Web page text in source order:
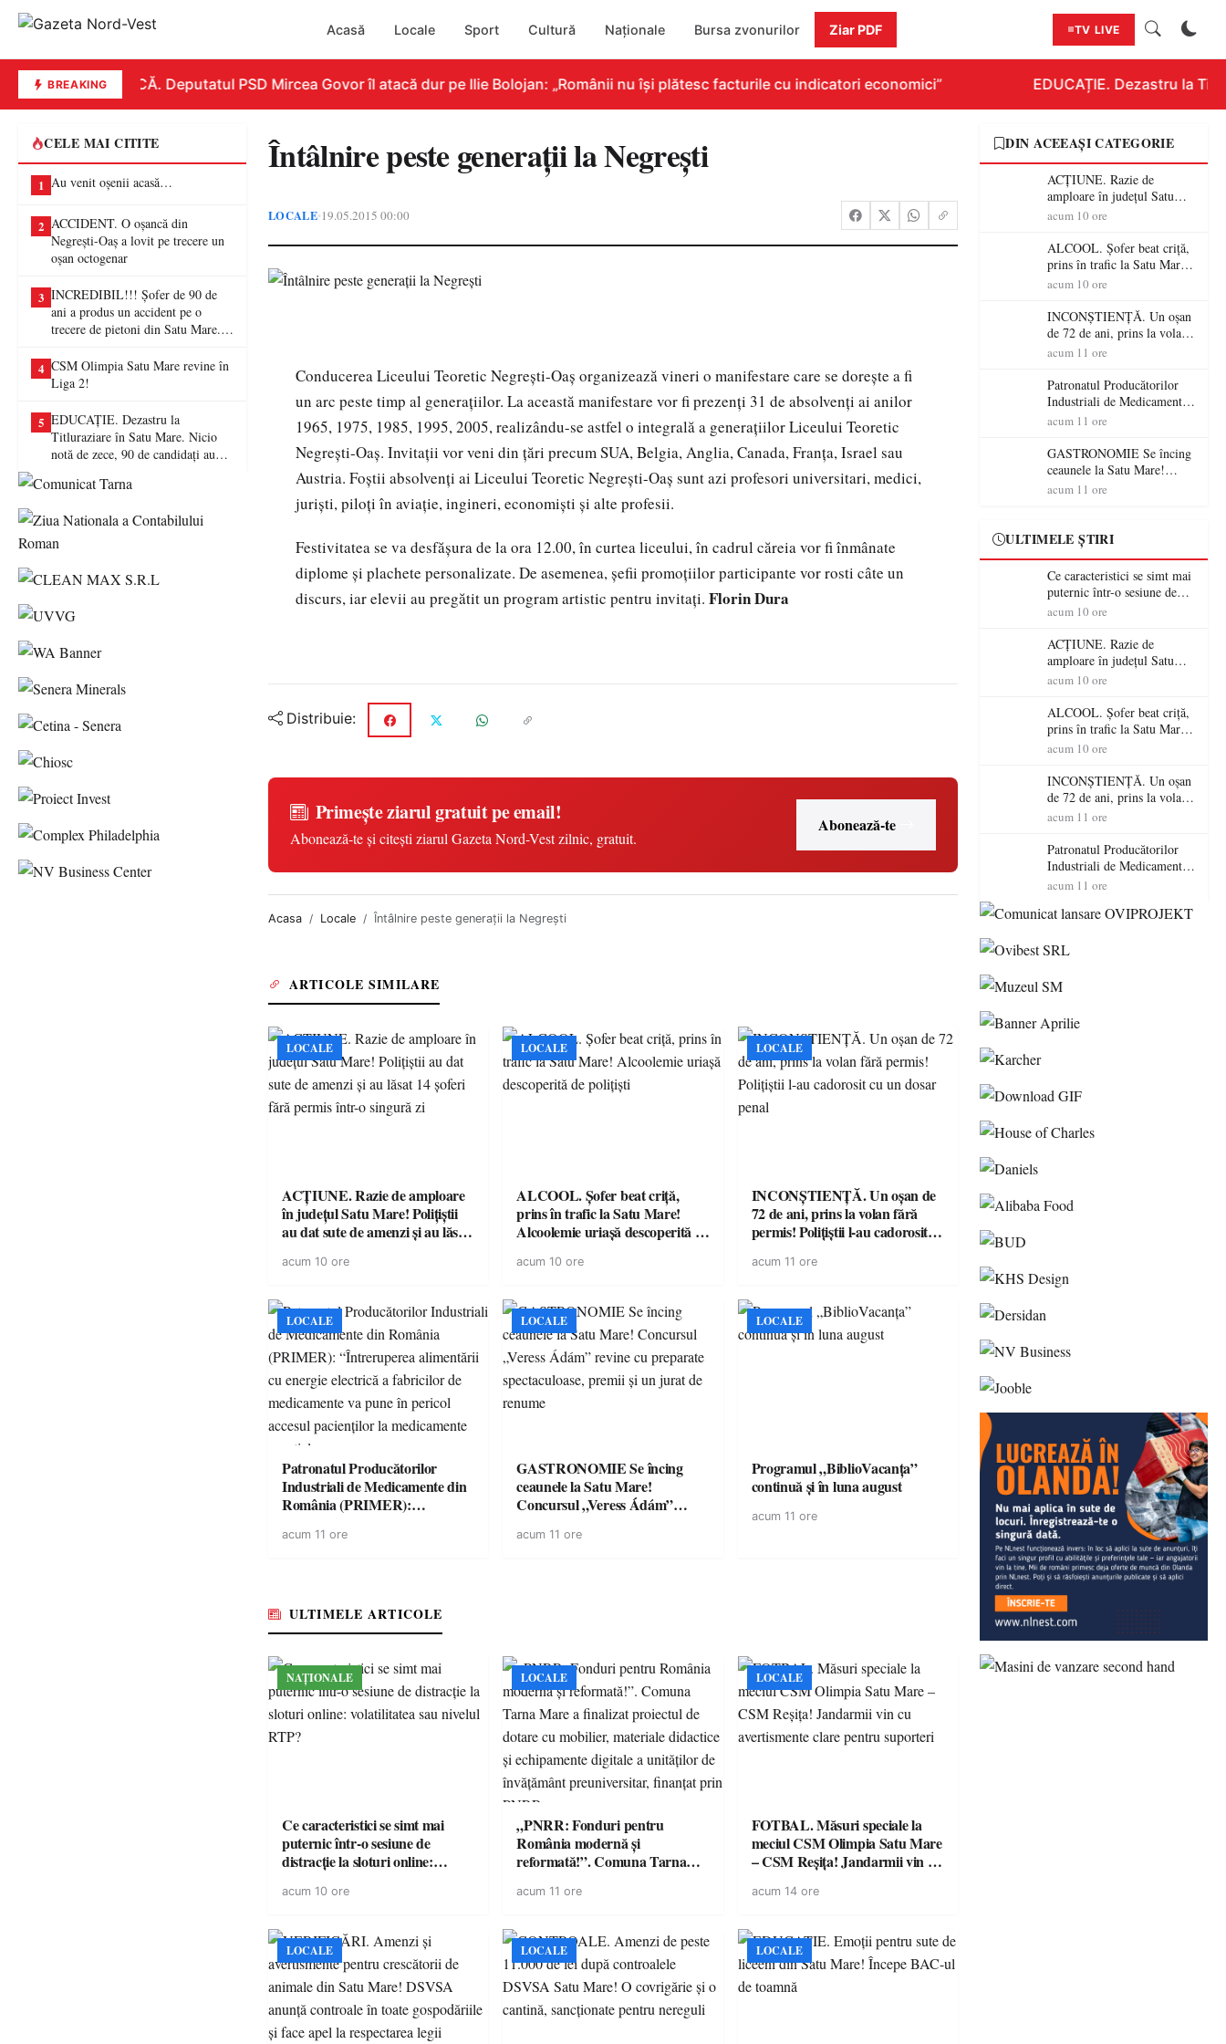
Acasă Locale Sport Cultură Naționale Bursa zvonurilor Ziar PDF TV LIVE
BREAKINGREPLICĂ. Deputatul PSD Mircea Govor îl atacă dur pe Ilie Bolojan: „Românii nu își plătesc facturile cu indicatori economici” EDUCAȚIE. Dezastru la
CELE MAI CITITE
1 Au venit oșenii acasă…
2 ACCIDENT. O oșancă din
Negrești-Oaș a lovit pe trecere un
oșan octogenar
3 INCREDIBIL!!! Șofer de 90 de
ani a produs un accident pe o
trecere de pietoni din Satu Mare. O
4 CSM Olimpia Satu Mare revine în
Liga 2!
5 EDUCAȚIE. Dezastru la
Titluraziare în Satu Mare. Nicio
notă de zece, 90 de candidați au
Întâlnire peste generaţii la Negreşti
LOCALE•19.05.2015 00:00
Conducerea Liceului Teoretic Negreşti-Oaş organizează vineri o manifestare care se doreşte a fi
un arc peste timp al generaţiilor. La această manifestare vor fi prezenţi 31 de absolvenţi ai anilor
1965, 1975, 1985, 1995, 2005, realizându-se astfel o integrală a generaţiilor Liceului Teoretic
Negreşti-Oaş. Invitaţii vor veni din ţări precum SUA, Belgia, Anglia, Canada, Franţa, Israel sau
Austria. Foştii absolvenţi ai Liceului Teoretic Negreşti-Oaş sunt azi profesori universitari, medici,
jurişti, piloţi în aviaţie, ingineri, economişti şi alte profesii.
Festivitatea se va desfăşura de la ora 12.00, în curtea liceului, în cadrul căreia vor fi înmânate
diplome şi plachete personalizate. De asemenea, şefii promoţiilor participante vor rosti câte un
discurs, iar elevii au pregătit un program artistic pentru invitaţi. Florin Dura
Distribuie:
Primește ziarul gratuit pe email!
Abonează-te și citești ziarul Gazeta Nord-Vest zilnic, gratuit.
Abonează-te
Acasa Locale Întâlnire peste generaţii la Negreşti
ARTICOLE SIMILARE
LOCALE
ACȚIUNE. Razie de amploare
în județul Satu Mare! Polițiștii
au dat sute de amenzi și au lăsat
singură zi
acum 10 ore
LOCALE
ALCOOL. Șofer beat criță,
prins în trafic la Satu Mare!
Alcoolemie uriașă descoperită de
acum 10 ore
LOCALE
INCONȘTIENȚĂ. Un oșan de
72 de ani, prins la volan fără
permis! Polițiștii l-au cadorosit
acum 11 ore
LOCALE
Patronatul Producătorilor
Industriali de Medicamente din
România (PRIMER):
energie electrică a fabricilor de
acum 11 ore
LOCALE
GASTRONOMIE Se încing
ceaunele la Satu Mare!
Concursul „Veress Ádám”
spectaculoase, premii și un jurat
acum 11 ore
LOCALE
Programul „BiblioVacanța”
continuă și în luna august
acum 11 ore
ULTIMELE ARTICOLE
NAȚIONALE
Ce caracteristici se simt mai
puternic într-o sesiune de
distracție la sloturi online:
acum 10 ore
LOCALE
„PNRR: Fonduri pentru
România modernă și
reformată!”. Comuna Tarna
dotare cu mobilier, materiale
a unităților de învățământ
preuniversitar, finanțat prin
PNRR
acum 11 ore
LOCALE
FOTBAL. Măsuri speciale la
meciul CSM Olimpia Satu Mare
– CSM Reșița! Jandarmii vin cu
suporteri
acum 14 ore
LOCALE LOCALE LOCALE
DIN ACEEAȘI CATEGORIE
ACȚIUNE. Razie de
amploare în județul Satu
Mare! Polițiștii au dat sute
șoferi fără permis într-o
singură zi
acum 10 ore
ALCOOL. Șofer beat criță,
prins în trafic la Satu Mare!
Alcoolemie uriașă
acum 10 ore
INCONȘTIENȚĂ. Un oșan
de 72 de ani, prins la volan
fără permis! Polițiștii l-au
acum 11 ore
Patronatul Producătorilor
Industriali de Medicamente
din România (PRIMER):
energie electrică a fabricilor
de medicamente va pune în
pericol accesul pacienților la
medicamente esențiale
acum 11 ore
GASTRONOMIE Se încing
ceaunele la Satu Mare!
Concursul „Veress Ádám”
jurat de renume
acum 11 ore
ULTIMELE ȘTIRI
Ce caracteristici se simt mai
puternic într-o sesiune de
distracție la sloturi online:
RTP?
acum 10 ore
ACȚIUNE. Razie de
amploare în județul Satu
Mare! Polițiștii au dat sute
șoferi fără permis într-o
singură zi
acum 10 ore
ALCOOL. Șofer beat criță,
prins în trafic la Satu Mare!
Alcoolemie uriașă
acum 10 ore
INCONȘTIENȚĂ. Un oșan
de 72 de ani, prins la volan
fără permis! Polițiștii l-au
acum 11 ore
Patronatul Producătorilor
Industriali de Medicamente
din România (PRIMER):
energie electrică a fabricilor
pericol accesul pacienților la
acum 11 ore